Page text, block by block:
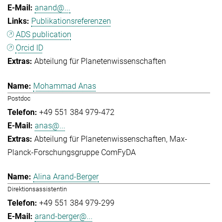
anand@...
Publikationsreferenzen
ADS publication
Orcid ID
Abteilung für Planetenwissenschaften
Mohammad Anas
Postdoc
+49 551 384 979-472
anas@...
Abteilung für Planetenwissenschaften Max-
Planck-Forschungsgruppe ComFyDA
Alina Arand-Berger
Direktionsassistentin
+49 551 384 979-299
arand-berger@...